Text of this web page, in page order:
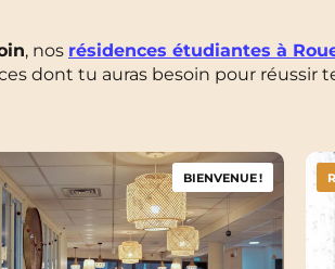
, nos résidences étudiantes à
dont tu auras besoin pour réussir
BIENVENUE !